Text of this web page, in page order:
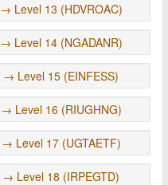
Level 13 (HDVROAC)
Level 14 (NGADANR)
Level 15 (EINFESS)
Level 16 (RIUGHNG)
Level 17 (UGTAETF)
Level 18 (IRPEGTD)